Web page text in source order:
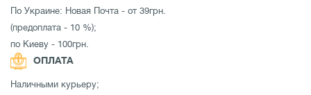
По Украине: Новая Почта - от 39грн.
(предоплата - 10 %);
по Киеву - 100грн.
ОПЛАТА
Наличными курьеру;